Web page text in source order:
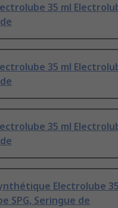
35 ml
35 ml
35 ml
Electrolube
SPG, Seringue de